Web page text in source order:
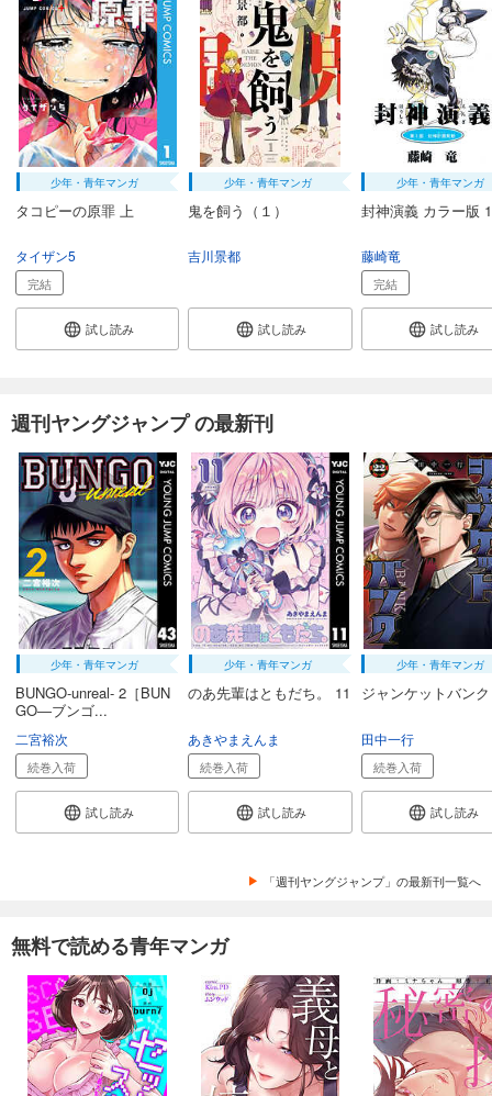
少年・青年マンガ
タコピーの原罪 上
タイザン5
完結
試し読み
少年・青年マンガ
鬼を飼う（１）
吉川景都
試し読み
少年・青年マンガ
封神演義 カラー版 1
藤崎竜
完結
試し読み
週刊ヤングジャンプ の最新刊
少年・青年マンガ
BUNGO-unreal- 2［BUN
GO―ブンゴ...
二宮裕次
続巻入荷
試し読み
少年・青年マンガ
のあ先輩はともだち。 11
あきやまえんま
続巻入荷
試し読み
少年・青年マンガ
ジャンケットバン
田中一行
続巻入荷
試し読み
「週刊ヤングジャンプ」の最新刊一覧へ
無料で読める青年マンガ